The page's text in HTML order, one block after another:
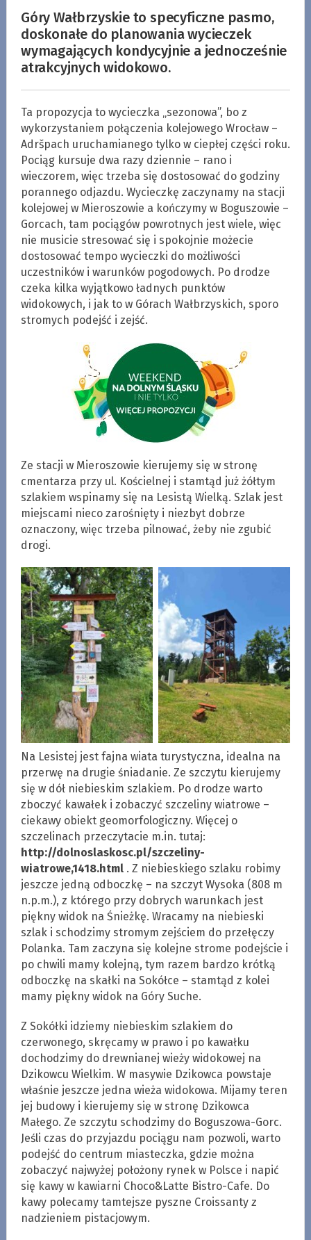
Góry Wałbrzyskie to specyficzne pasmo,
doskonałe do planowania wycieczek
wymagających kondycyjnie a jednocześnie
atrakcyjnych widokowo.
Ta propozycja to wycieczka „sezonowa”, bo z
wykorzystaniem połączenia kolejowego Wrocław –
Adršpach uruchamianego tylko w ciepłej części roku.
Pociąg kursuje dwa razy dziennie – rano i
wieczorem, więc trzeba się dostosować do godziny
porannego odjazdu. Wycieczkę zaczynamy na stacji
kolejowej w Mieroszowie a kończymy w Boguszowie –
Gorcach, tam pociągów powrotnych jest wiele, więc
nie musicie stresować się i spokojnie możecie
dostosować tempo wycieczki do możliwości
uczestników i warunków pogodowych. Po drodze
czeka kilka wyjątkowo ładnych punktów
widokowych, i jak to w Górach Wałbrzyskich, sporo
stromych podejść i zejść.
Ze stacji w Mieroszowie kierujemy się w stronę
cmentarza przy ul. Kościelnej i stamtąd już żółtym
szlakiem wspinamy się na Lesistą Wielką. Szlak jest
miejscami nieco zarośnięty i niezbyt dobrze
oznaczony, więc trzeba pilnować, żeby nie zgubić
drogi.
Na Lesistej jest fajna wiata turystyczna, idealna na
przerwę na drugie śniadanie. Ze szczytu kierujemy
się w dół niebieskim szlakiem. Po drodze warto
zboczyć kawałek i zobaczyć szczeliny wiatrowe –
ciekawy obiekt geomorfologiczny. Więcej o
szczelinach przeczytacie m.in. tutaj:
http://dolnoslaskosc.pl/szczeliny-
wiatrowe,1418.html. Z niebieskiego szlaku robimy
jeszcze jedną odboczkę – na szczyt Wysoka (808 m
n.p.m.), z którego przy dobrych warunkach jest
piękny widok na Śnieżkę. Wracamy na niebieski
szlak i schodzimy stromym zejściem do przełęczy
Polanka. Tam zaczyna się kolejne strome podejście i
po chwili mamy kolejną, tym razem bardzo krótką
odboczkę na skałki na Sokółce – stamtąd z kolei
mamy piękny widok na Góry Suche.
Z Sokółki idziemy niebieskim szlakiem do
czerwonego, skręcamy w prawo i po kawałku
dochodzimy do drewnianej wieży widokowej na
Dzikowcu Wielkim. W masywie Dzikowca powstaje
właśnie jeszcze jedna wieża widokowa. Mijamy teren
jej budowy i kierujemy się w stronę Dzikowca
Małego. Ze szczytu schodzimy do Boguszowa-Gorc.
Jeśli czas do przyjazdu pociągu nam pozwoli, warto
podejść do centrum miasteczka, gdzie można
zobaczyć najwyżej położony rynek w Polsce i napić
się kawy w kawiarni Choco&Latte Bistro-Cafe. Do
kawy polecamy tamtejsze pyszne Croissanty z
nadzieniem pistacjowym.